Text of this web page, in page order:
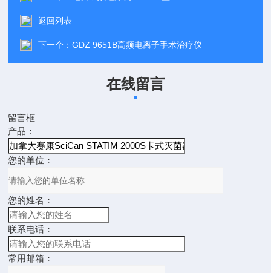
返回列表
下一个：GDZ 9651B高频电离子手术治疗仪
在线留言
留言框
产品：
您的单位：
您的姓名：
联系电话：
常用邮箱：